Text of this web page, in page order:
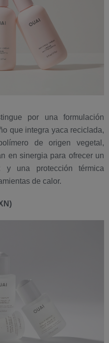
por una formulación
que integra yaca reciclada,
de origen vegetal,
en sinergia para ofrecer un
y una protección térmica
de calor.